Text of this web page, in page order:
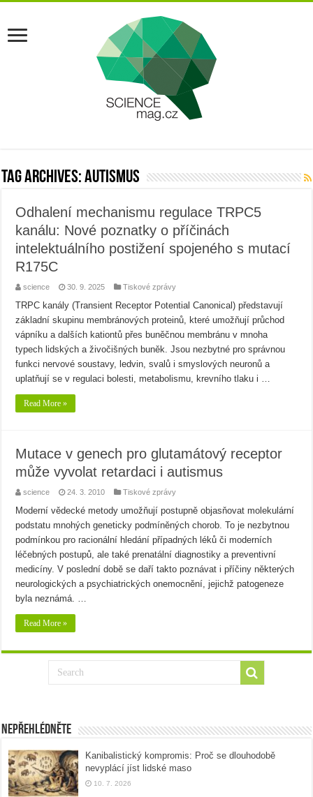
Tag Archives:autismus
Odhalení mechanismu regulace TRPC5
kanálu: Nové poznatky o příčinách
intelektuálního postižení spojeného s mutací
R175C
science 30. 9. 2025 Tiskové zprávy
TRPC kanály (Transient Receptor Potential Canonical) představují
základní skupinu membránových proteinů, které umožňují průchod
vápníku a dalších kationtů přes buněčnou membránu v mnoha
typech lidských a živočišných buněk. Jsou nezbytné pro správnou
funkci nervové soustavy, ledvin, svalů i smyslových neuronů a
uplatňují se v regulaci bolesti, metabolismu, krevního tlaku i …
Read More »
Mutace v genech pro glutamátový receptor
může vyvolat retardaci i autismus
science 24. 3. 2010 Tiskové zprávy
Moderní vědecké metody umožňují postupně objasňovat molekulární
podstatu mnohých geneticky podmíněných chorob. To je nezbytnou
podmínkou pro racionální hledání případných léků či moderních
léčebných postupů, ale také prenatální diagnostiky a preventivní
medicíny. V poslední době se daří takto poznávat i příčiny některých
neurologických a psychiatrických onemocnění, jejichž patogeneze
byla neznámá. …
Read More »
Nepřehlédněte
Kanibalistický kompromis: Proč se dlouhodobě
nevyplácí jíst lidské maso
10. 7. 2026